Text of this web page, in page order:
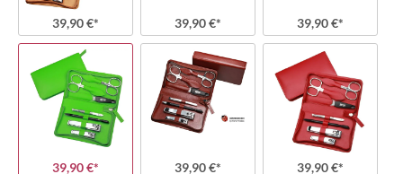
39,90 €* 39,90 €* 39,90 €*
39,90 €* 39,90 €* 39,90 €*